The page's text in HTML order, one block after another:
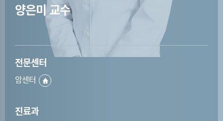
양은미 교수
전문센터
암센터
진료과